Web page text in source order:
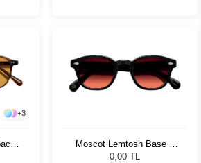
+3
Moscot Lemtosh Base 2
Sun 46 Black Cabernet
0,00 TL